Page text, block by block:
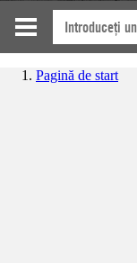
Pagină de start